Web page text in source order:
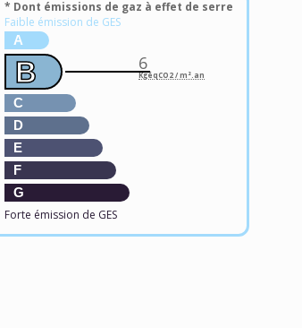
* Dont émissions de gaz à effet de serre
Faible émission de GES
A
B
C
D
E
F
G
Forte émission de GES
6
KgéqCO2 / m².an